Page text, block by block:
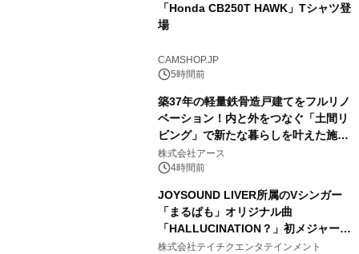
「Honda CB250T HAWK」Tシャツ登
場
CAMSHOP.JP
5時間前
築37年の軽量鉄骨造戸建てをフルリノ
ベーション！内と外をつなぐ「土間リ
ビング」で新たな暮らしを叶えた施工
事例を株式会社アースが公開
株式会社アース
4時間前
JOYSOUND LIVER所属のVシンガー
「まるぱも」オリジナル曲
「HALLUCINATION？」初メジャー配
信リリース決定！
株式会社テイチクエンタテインメント